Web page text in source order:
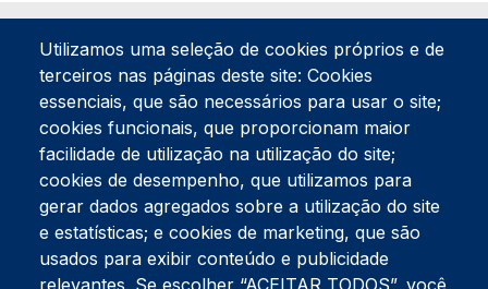
Tel:234 390 100Fax:234 390 100
Endereço Postal
Apartado 42
Rua Gil Eanes 31
3834-908 Gafanha da Nazaré
Utilizamos uma seleção de cookies próprios e de
terceiros nas páginas deste site: Cookies
essenciais, que são necessários para usar o site;
cookies funcionais, que proporcionam maior
facilidade de utilização na utilização do site;
cookies de desempenho, que utilizamos para
gerar dados agregados sobre a utilização do site
e estatísticas; e cookies de marketing, que são
usados para exibir conteúdo e publicidade